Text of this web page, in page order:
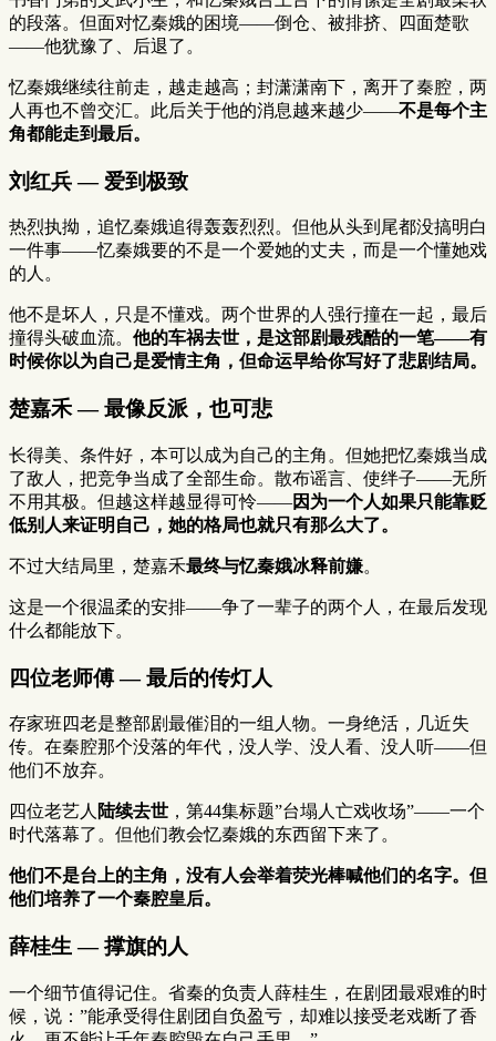
的段落。但面对忆秦娥的困境——倒仓、被排挤、四面楚歌
——他犹豫了、后退了。
忆秦娥继续往前走，越走越高；封潇潇南下，离开了秦腔，两
人再也不曾交汇。此后关于他的消息越来越少——不是每个主
角都能走到最后。
刘红兵 — 爱到极致
热烈执拗，追忆秦娥追得轰轰烈烈。但他从头到尾都没搞明白
一件事——忆秦娥要的不是一个爱她的丈夫，而是一个懂她戏
的人。
他不是坏人，只是不懂戏。两个世界的人强行撞在一起，最后
撞得头破血流。 他的车祸去世，是这部剧最残酷的一笔——有
时候你以为自己是爱情主角，但命运早给你写好了悲剧结局。
楚嘉禾 — 最像反派，也可悲
长得美、条件好，本可以成为自己的主角。但她把忆秦娥当成
了敌人，把竞争当成了全部生命。散布谣言、使绊子——无所
不用其极。但越这样越显得可怜——因为一个人如果只能靠贬
低别人来证明自己，她的格局也就只有那么大了。
不过大结局里，楚嘉禾最终与忆秦娥冰释前嫌。
这是一个很温柔的安排——争了一辈子的两个人，在最后发现
什么都能放下。
四位老师傅 — 最后的传灯人
存家班四老是整部剧最催泪的一组人物。一身绝活，几近失
传。在秦腔那个没落的年代，没人学、没人看、没人听——但
他们不放弃。
四位老艺人 陆续去世 ，第44集标题”台塌人亡戏收场”——一个
时代落幕了。但他们教会忆秦娥的东西留下来了。
他们不是台上的主角，没有人会举着荧光棒喊他们的名字。但
他们培养了一个秦腔皇后。
薛桂生 — 撑旗的人
一个细节值得记住。省秦的负责人薛桂生，在剧团最艰难的时
候，说：”能承受得住剧团自负盈亏，却难以接受老戏断了香